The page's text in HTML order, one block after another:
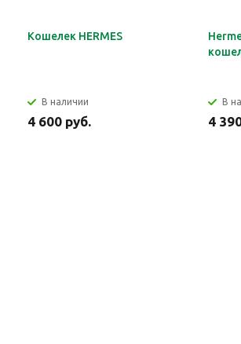
Кошелек HERMES
В наличии
4 600 руб.
В
4